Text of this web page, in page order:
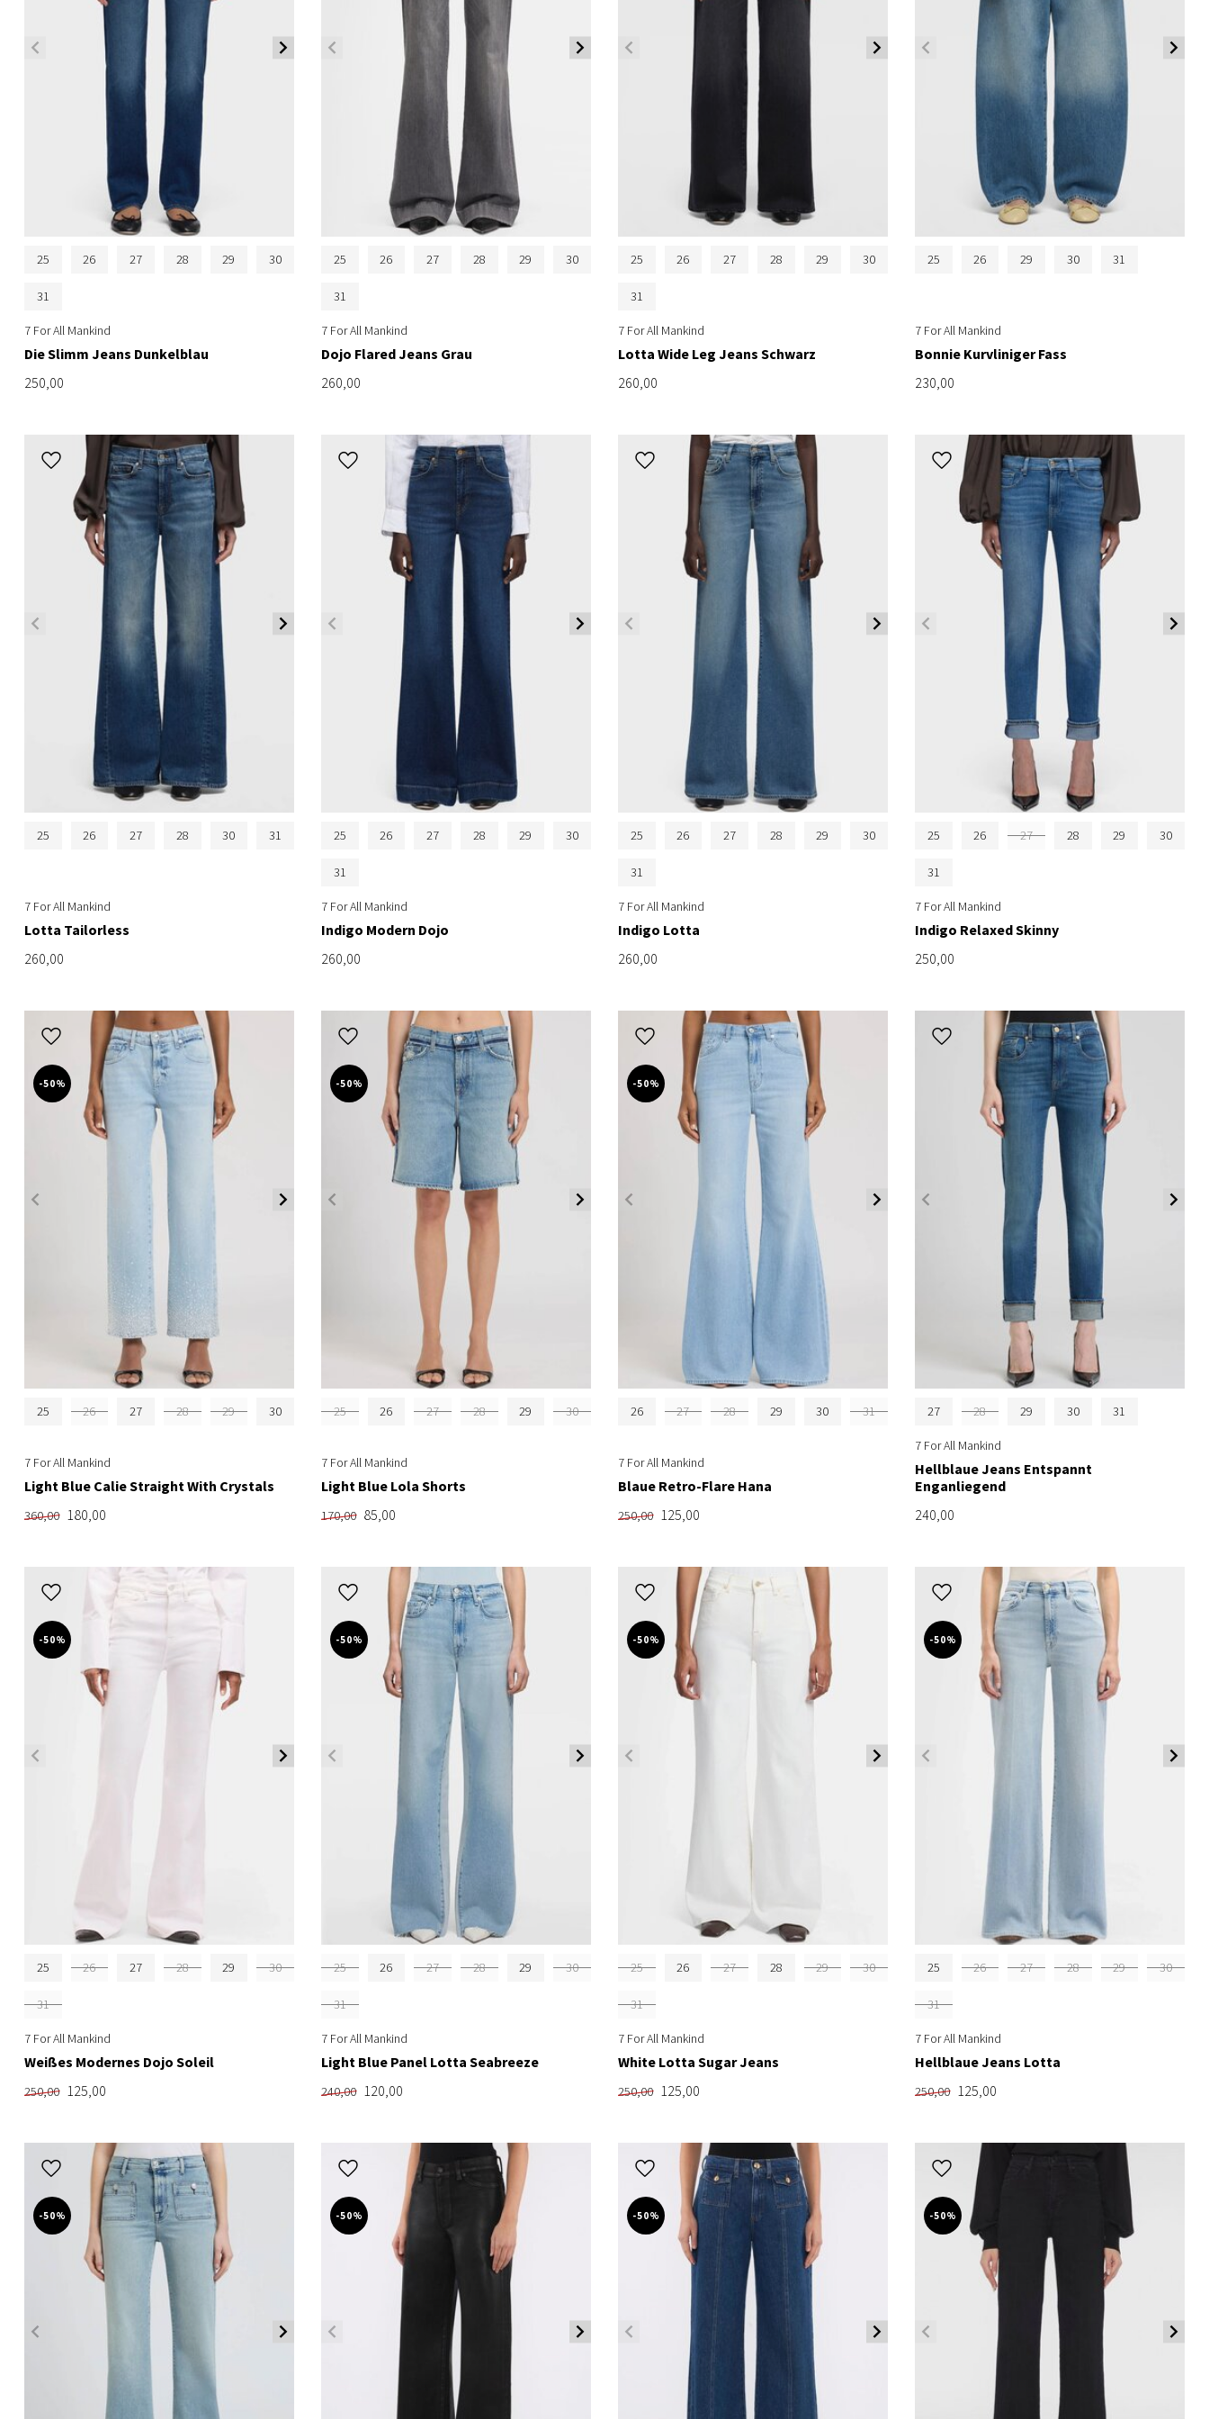
25 26 27 28 29 30
31
7 For All Mankind
Die Slimm Jeans Dunkelblau
250,00
25 26 27 28 29 30
31
7 For All Mankind
Dojo Flared Jeans Grau
260,00
25 26 27 28 29 30
31
7 For All Mankind
Lotta Wide Leg Jeans Schwarz
260,00
25 26 29 30 31
7 For All Mankind
Bonnie Kurvliniger Fass
230,00
25 26 27 28 30 31
7 For All Mankind
Lotta Tailorless
260,00
25 26 27 28 29 30
31
7 For All Mankind
Indigo Modern Dojo
260,00
25 26 27 28 29 30
31
7 For All Mankind
Indigo Lotta
260,00
25 26 27 28 29 30
31
7 For All Mankind
Indigo Relaxed Skinny
250,00
-50%
25 26 27 28 29 30
7 For All Mankind
Light Blue Calie Straight With Crystals
360,00 180,00
-50%
25 26 27 28 29 30
7 For All Mankind
Light Blue Lola Shorts
170,00 85,00
-50%
26 27 28 29 30 31
7 For All Mankind
Blaue Retro-Flare Hana
250,00 125,00
27 28 29 30 31
7 For All Mankind
Hellblaue Jeans Entspannt
Enganliegend
240,00
-50%
25 26 27 28 29 30
31
7 For All Mankind
Weißes Modernes Dojo Soleil
250,00 125,00
-50%
25 26 27 28 29 30
31
7 For All Mankind
Light Blue Panel Lotta Seabreeze
240,00 120,00
-50%
25 26 27 28 29 30
31
7 For All Mankind
White Lotta Sugar Jeans
250,00 125,00
-50%
25 26 27 28 29 30
31
7 For All Mankind
Hellblaue Jeans Lotta
250,00 125,00
-50% -50% -50% -50%